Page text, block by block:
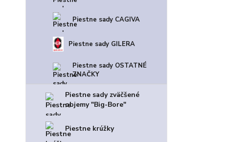
Piestne sady CAGIVA
Piestne sady GILERA
Piestne sady OSTATNÉ
ZNAČKY
Piestne sady zväčšené
objemy "Big-Bore"
Piestne krúžky